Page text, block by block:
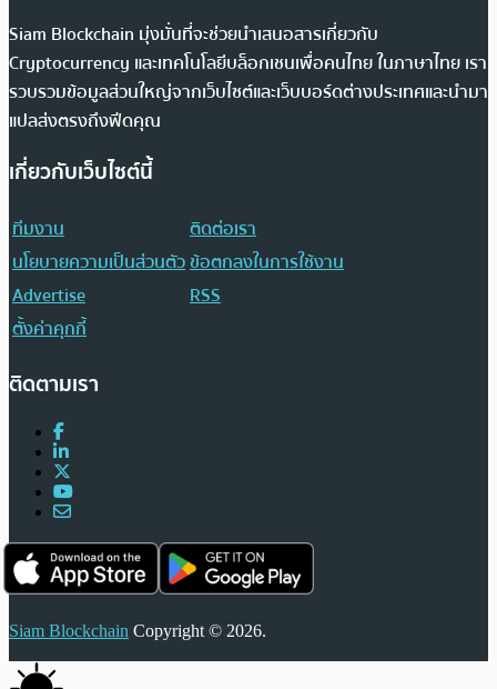
Siam Blockchain มุ่งมั่นที่จะช่วยนำเสนอสารเกี่ยวกับ
Cryptocurrency และเทคโนโลยีบล็อกเชนเพื่อคนไทย ในภาษาไทย เรา
รวบรวมข้อมูลส่วนใหญ่จากเว็บไซต์และเว็บบอร์ดต่างประเทศและนำมา
แปลส่งตรงถึงฟีดคุณ
เกี่ยวกับเว็บไซต์นี้
ทีมงาน
ติดต่อเรา
นโยบายความเป็นส่วนตัวข้อตกลงในการใช้งาน
Advertise
RSS
ตั้งค่าคุกกี้
ติดตามเรา
Siam Blockchain Copyright © 2026.